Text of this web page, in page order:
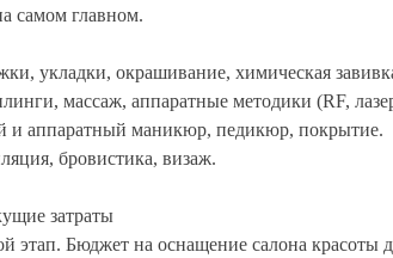
самом главном.
укладки, окрашивание, химическая
массаж, аппаратные методики (RF,
и аппаратный маникюр, педикюр, покрытие.
бровистика, визаж.
затраты
Бюджет на оснащение салона красоты